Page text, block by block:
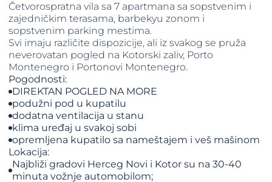
Četvorospratna vila sa 7 apartmana sa sopstvenim i
zajedničkim terasama, barbekyu zonom i
sopstvenim parking mestima.
Svi imaju različite dispozicije, ali iz svakog se pruža
neverovatan pogled na Kotorski zaliv, Porto
Montenegro i Portonovi Montenegro.
Pogodnosti:
DIREKTAN POGLED NA MORE
podužni pod u kupatilu
dodatna ventilacija u stanu
klima uređaj u svakoj sobi
opremljena kupatilo sa nameštajem i veš mašinom
Lokacija:
Najbliži gradovi Herceg Novi i Kotor su na 30-40
minuta vožnje automobilom;